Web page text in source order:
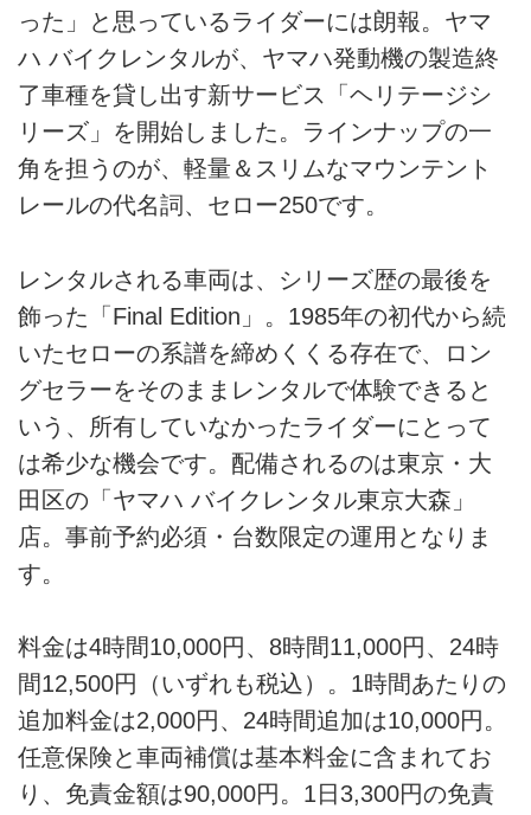
った」と思っているライダーには朗報。ヤマ
ハ バイクレンタルが、ヤマハ発動機の製造終
了車種を貸し出す新サービス「ヘリテージシ
リーズ」を開始しました。ラインナップの一
角を担うのが、軽量＆スリムなマウンテント
レールの代名詞、セロー250です。
レンタルされる車両は、シリーズ歴の最後を
飾った「Final Edition」。1985年の初代から続
いたセローの系譜を締めくくる存在で、ロン
グセラーをそのままレンタルで体験できると
いう、所有していなかったライダーにとって
は希少な機会です。配備されるのは東京・大
田区の「ヤマハ バイクレンタル東京大森」
店。事前予約必須・台数限定の運用となりま
す。
料金は4時間10,000円、8時間11,000円、24時
間12,500円（いずれも税込）。1時間あたりの
追加料金は2,000円、24時間追加は10,000円。
任意保険と車両補償は基本料金に含まれてお
り、免責金額は90,000円。1日3,300円の免責